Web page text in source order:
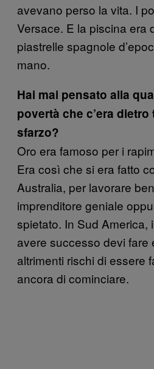
avevano perso la vita. I
Versace. E la piscina era
piastrelle spagnole
mano.
Hai mai pensato alla
povertà che c’era
sfarzo?
Oro era famoso per i
Era così che si era fatto
Australia, per lavorare
imprenditore geniale
spietato. In Sud America,
avere successo devi fare
altrimenti rischi di essere
ancora di cominciare.